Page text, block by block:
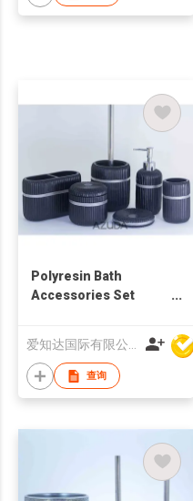
Polyresin Bath
Accessories Set
爱知达国际有限公司
查询